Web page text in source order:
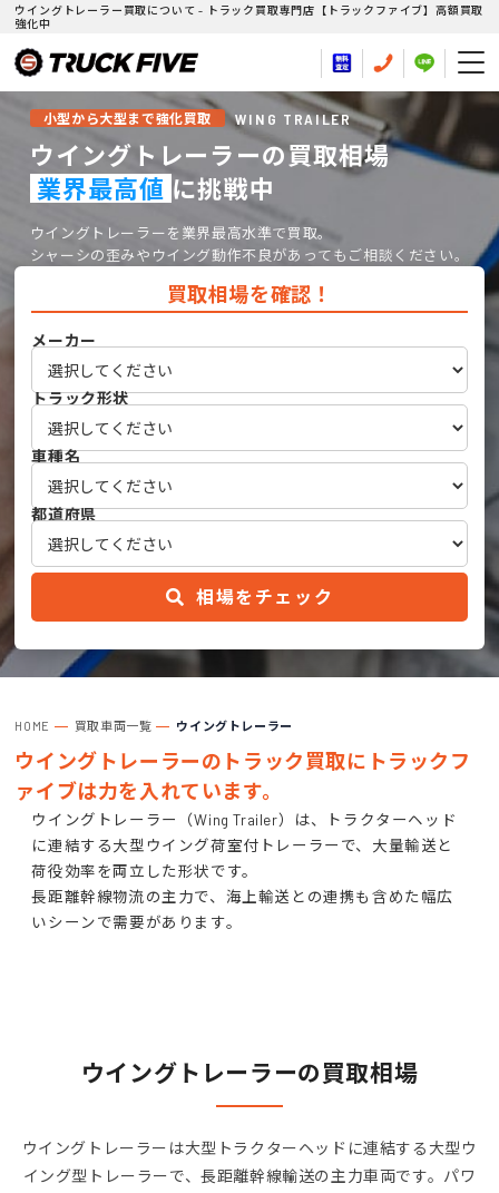
ウイングトレーラー買取について - トラック買取専門店【トラックファイブ】高額買取
強化中
小型から大型まで強化買取 WING TRAILER
ウイングトレーラーの買取相場
業界最高値 に挑戦中
ウイングトレーラーを業界最高水準で買取。
シャーシの歪みやウイング動作不良があってもご相談ください。
買取相場を確認！
メーカー
トラック形状
車種名
都道府県
相場をチェック
HOME 買取車両一覧 ウイングトレーラー
ウイングトレーラーのトラック買取にトラックフ
ァイブは力を入れています。
ウイングトレーラー（Wing Trailer）は、トラクターヘッド
に連結する大型ウイング荷室付トレーラーで、大量輸送と
荷役効率を両立した形状です。
長距離幹線物流の主力で、海上輸送との連携も含めた幅広
いシーンで需要があります。
ウイングトレーラーの買取相場
ウイングトレーラーは大型トラクターヘッドに連結する大型ウ
イング型トレーラーで、長距離幹線輸送の主力車両です。パワ